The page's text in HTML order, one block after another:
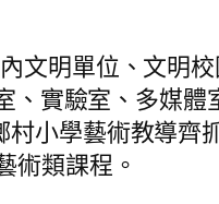
文明單位、文明
、實驗室、多媒
小學藝術教導齊
術類課程。